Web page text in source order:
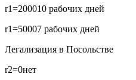
r1=200010 рабочих дней
r1=50007 рабочих дней
Легализация в Посольстве
r2=0нет